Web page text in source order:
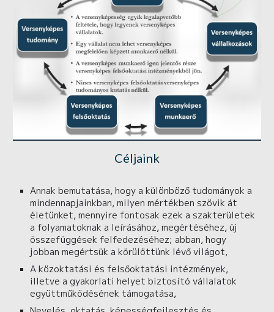
Céljaink
Annak bemutatása, hogy a különböző tudományok a
mindennapjainkban, milyen mértékben szövik át
életünket, mennyire fontosak ezek a szakterületek
a folyamatoknak a leírásához, megértéséhez, új
összefüggések felfedezéséhez; abban, hogy
jobban megértsük a körülöttünk lévő világot,
A közoktatási és felsőoktatási intézmények,
illetve a gyakorlati helyet biztosító vállalatok
együttműködésének támogatása,